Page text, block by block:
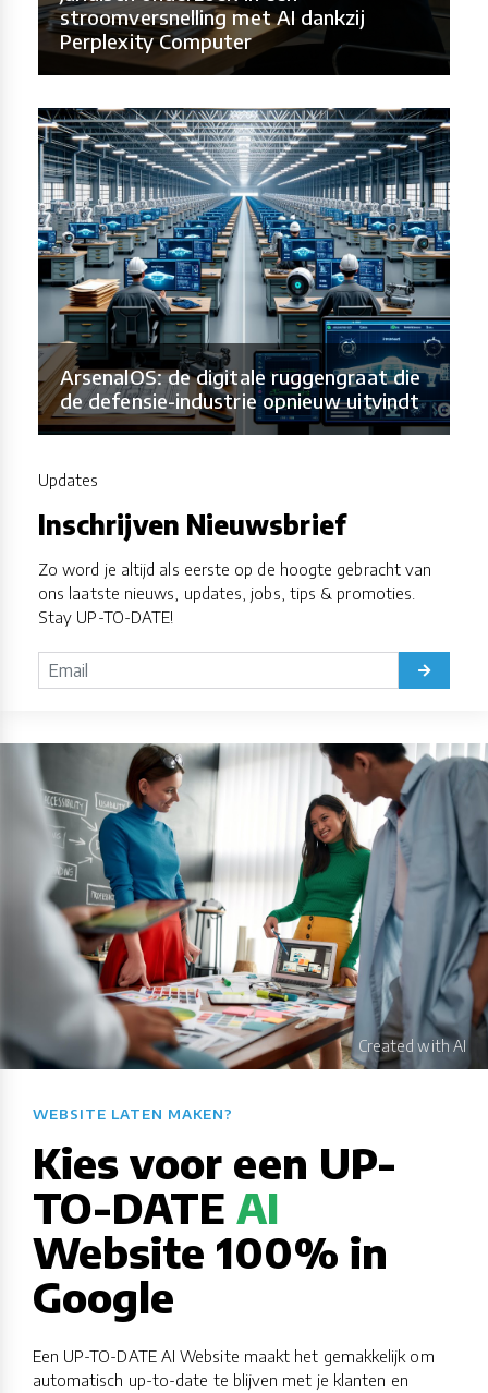
stroomversnelling met AI dankzij
Perplexity Computer
ArsenalOS: de digitale ruggengraat die
de defensie-industrie opnieuw uitvindt
Updates
Inschrijven Nieuwsbrief
Zo word je altijd als eerste op de hoogte gebracht van
ons laatste nieuws, updates, jobs, tips & promoties.
Stay UP-TO-DATE!
WEBSITE LATEN MAKEN?​​​​​​​​​​​​​​
Kies voor een UP-
TO-DATE AI
Website 100% in
Google
Een UP-TO-DATE AI Website maakt het gemakkelijk om
automatisch up-to-date te blijven met je klanten en